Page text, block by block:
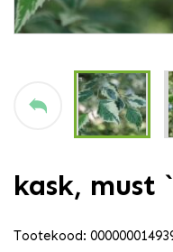
kask, must
Tootekood: